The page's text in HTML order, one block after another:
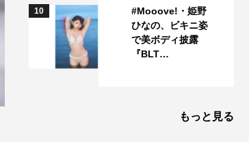
10
#Mooove!・姫野
ひなの、ビキニ姿
で美ボディ披露
『BLT…
もっと見る